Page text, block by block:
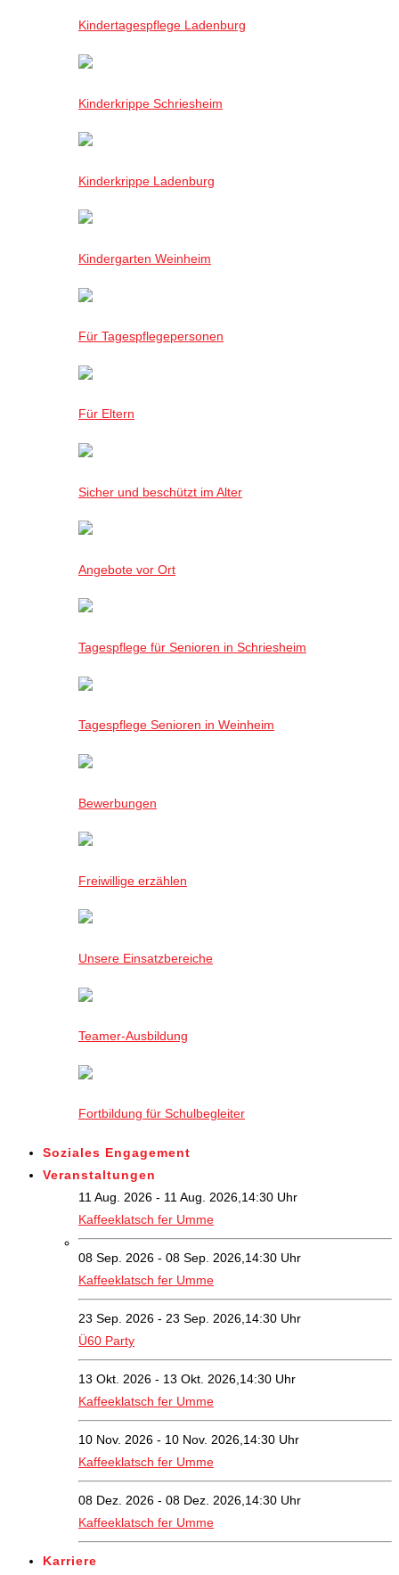
Kindertagespflege Ladenburg
Kinderkrippe Schriesheim
Kinderkrippe Ladenburg
Kindergarten Weinheim
Für Tagespflegepersonen
Für Eltern
Sicher und beschützt im Alter
Angebote vor Ort
Tagespflege für Senioren in Schriesheim
Tagespflege Senioren in Weinheim
Bewerbungen
Freiwillige erzählen
Unsere Einsatzbereiche
Teamer-Ausbildung
Fortbildung für Schulbegleiter
Soziales Engagement
Veranstaltungen
11 Aug. 2026 - 11 Aug. 2026,14:30 Uhr
Kaffeeklatsch fer Umme
08 Sep. 2026 - 08 Sep. 2026,14:30 Uhr
Kaffeeklatsch fer Umme
23 Sep. 2026 - 23 Sep. 2026,14:30 Uhr
Ü60 Party
13 Okt. 2026 - 13 Okt. 2026,14:30 Uhr
Kaffeeklatsch fer Umme
10 Nov. 2026 - 10 Nov. 2026,14:30 Uhr
Kaffeeklatsch fer Umme
08 Dez. 2026 - 08 Dez. 2026,14:30 Uhr
Kaffeeklatsch fer Umme
Karriere